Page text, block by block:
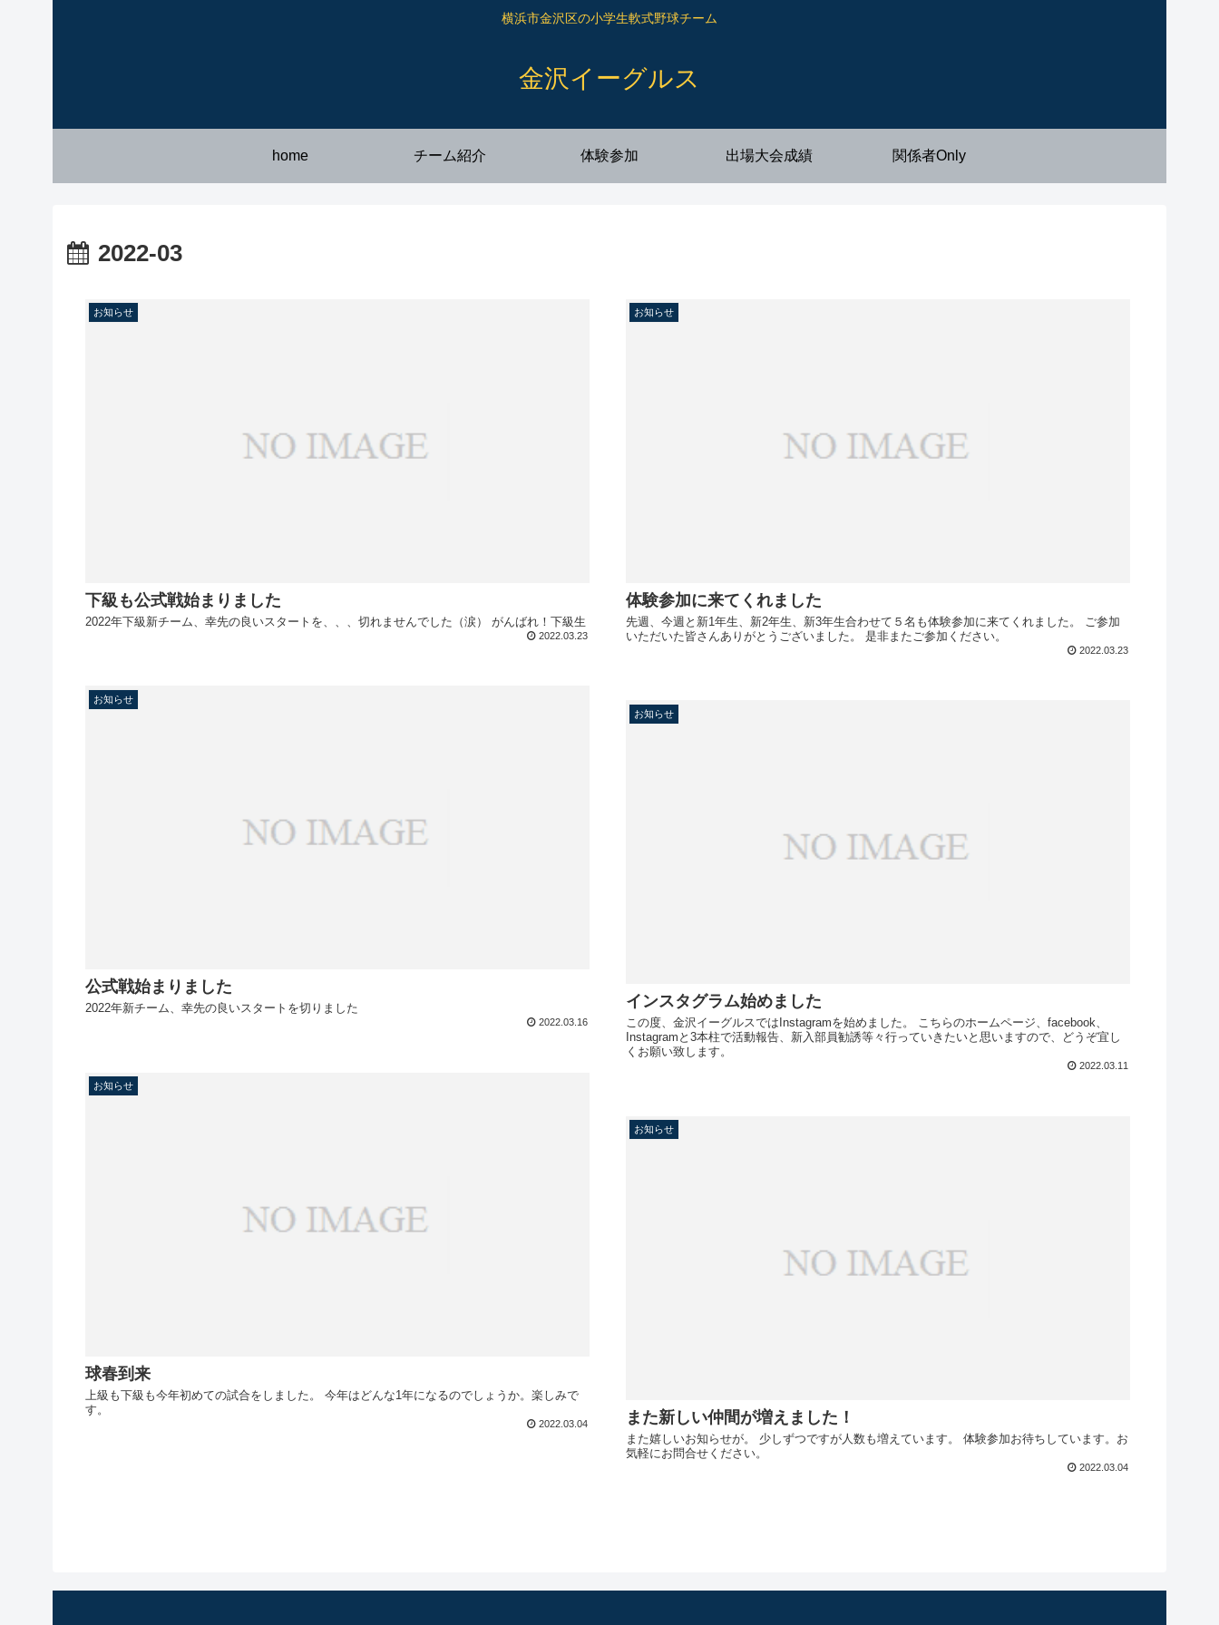
横浜市金沢区の小学生軟式野球チーム
金沢イーグルス
home チーム紹介 体験参加 出場大会成績 関係者Only
2022-03
お知らせ
下級も公式戦始まりました
2022年下級新チーム、幸先の良いスタートを、、、切れませんでした（涙） がんばれ！下級生
2022.03.23
お知らせ
体験参加に来てくれました
先週、今週と新1年生、新2年生、新3年生合わせて５名も体験参加に来てくれました。 ご参加
いただいた皆さんありがとうございました。 是非またご参加ください。
2022.03.23
お知らせ
公式戦始まりました
2022年新チーム、幸先の良いスタートを切りました
2022.03.16
お知らせ
インスタグラム始めました
この度、金沢イーグルスではInstagramを始めました。 こちらのホームページ、facebook、
Instagramと3本柱で活動報告、新入部員勧誘等々行っていきたいと思いますので、どうぞ宜し
くお願い致します。
2022.03.11
お知らせ
球春到来
上級も下級も今年初めての試合をしました。 今年はどんな1年になるのでしょうか。楽しみで
す。
2022.03.04
お知らせ
また新しい仲間が増えました！
また嬉しいお知らせが。 少しずつですが人数も増えています。 体験参加お待ちしています。お
気軽にお問合せください。
2022.03.04